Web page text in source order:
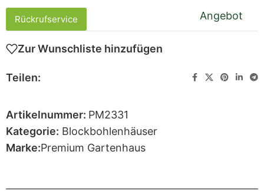
Rückrufservice Angebot
Zur Wunschliste hinzufügen
Teilen:
Artikelnummer: PM2331
Kategorie: Blockbohlenhäuser
Marke:Premium Gartenhaus